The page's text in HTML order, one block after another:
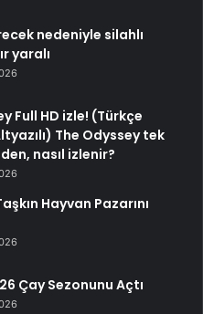
nedeniyle silahlı
yaralı
Full HD izle! (Türkçe
The Odyssey tek
nasıl izlenir?
Hayvan Pazarını
Çay Sezonunu Açtı